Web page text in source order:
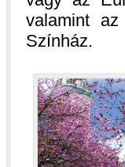
valamint
Színház.